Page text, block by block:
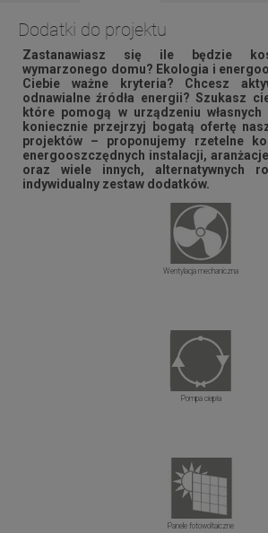
Dodatki do projektu
Zastanawiasz się ile będzie
wymarzonego domu? Ekologia i
Ciebie ważne kryteria? Chcesz
odnawialne źródła energii? Szukasz
które pomogą w urządzeniu
koniecznie przejrzyj bogatą ofertę
projektów – proponujemy rzetelne
energooszczędnych instalacji,
oraz wiele innych, alternatywnych
indywidualny zestaw dodatków.
Wentylacja mechaniczna
Pompa ciepła
Panele fotowoltaiczne